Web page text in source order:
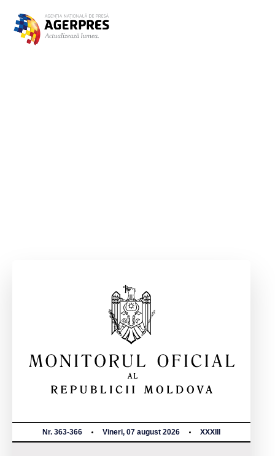
Nr. 363-366 Vineri, 07 august 2026 XXXIII